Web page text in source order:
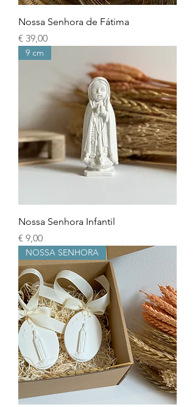
Nossa Senhora de Fátima
Preço
€ 39,00
9 cm
Nossa Senhora Infantil
Preço
€ 9,00
NOSSA SENHORA